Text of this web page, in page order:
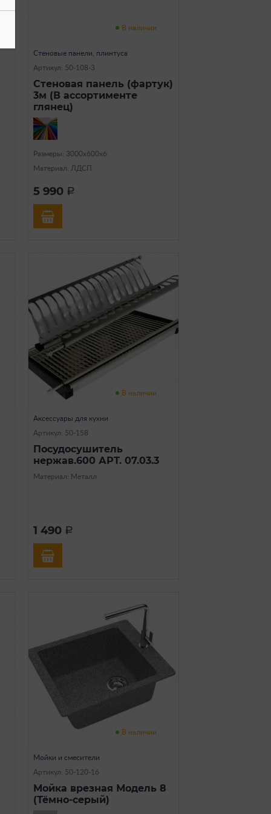
В наличии
Стеновые панели, плинтуса
Артикул: 50-108-3
Стеновая панель (фартук)
3м (В ассортименте
глянец)
Размеры: 3000х600х6
Материал: ЛДСП
5 990 a
В наличии
Аксессуары для кухни
Артикул: 50-158
Посудосушитель
нержав.600 АРТ. 07.03.3
Материал: Металл
1 490 a
В наличии
Мойки и смесители
Артикул: 50-120-16
Мойка врезная Модель 8
(Тёмно-серый)